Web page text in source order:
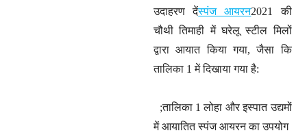
उदाहरण देंस्पंज आयरन2021 की
चौथी तिमाही में घरेलू स्टील मिलों
द्वारा आयात किया गया, जैसा कि
तालिका 1 में दिखाया गया है:
;तालिका 1 लोहा और इस्पात उद्यमों
में आयातित स्पंज आयरन का उपयोग